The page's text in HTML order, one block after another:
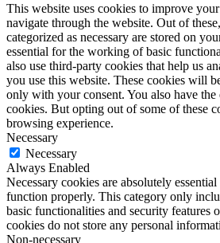
This website uses cookies to improve
navigate through the website. Out of
categorized as necessary are stored on
essential for the working of basic
also use third-party cookies that help us
you use this website. These cookies will
only with your consent. You also have
cookies. But opting out of some of these
browsing experience.
Necessary
Necessary
Always Enabled
Necessary cookies are absolutely
function properly. This category only
basic functionalities and security features
cookies do not store any personal
Non-necessary